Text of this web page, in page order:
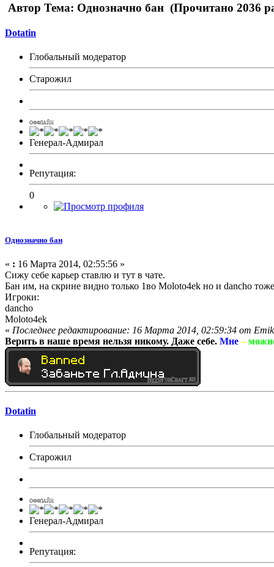
Автор Тема: Однозначно бан (Прочитано 2036
Dotatin
Глобальный модератор
Старожил
ОФФЛАЙН
Генерал-Адмирал
Репутация:
0
Однозначно бан
« : 16 Марта 2014, 02:55:56 »
Сижу себе карьер ставлю и тут в чате.
Бан им, на скрине видно только 1во Moloto4ek но и dancho
Игроки:
dancho
Moloto4ek
« Последнее редактирование: 16 Марта 2014, 02:59:34 от Emik
Верить в наше время нельзя никому. Даже себе. Мне –
Dotatin
Глобальный модератор
Старожил
ОФФЛАЙН
Генерал-Адмирал
Репутация: